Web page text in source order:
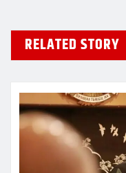
RELATED STORY